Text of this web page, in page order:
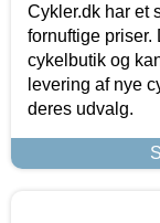
Cykler.dk har et
fornuftige priser.
cykelbutik og
levering af nye
deres udvalg.